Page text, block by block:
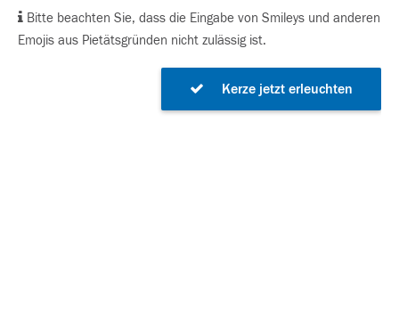
Bitte beachten Sie, dass die Eingabe von Smileys und anderen
Emojis aus Pietätsgründen nicht zulässig ist.
Kerze jetzt erleuchten